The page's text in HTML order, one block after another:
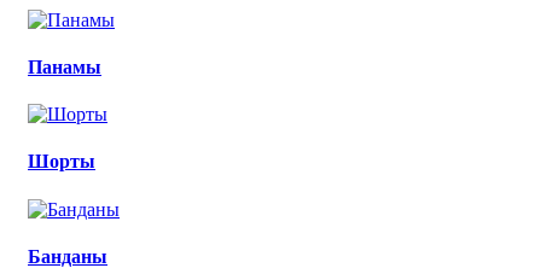
Панамы
Шорты
Банданы